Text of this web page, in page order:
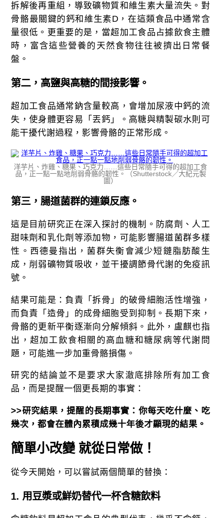
拆解後再重組，導致礦物質和維生素大量流失。對
骨骼最關鍵的鈣和維生素D，在這類食品中通常含
量很低。更重要的是，當超加工食品占據飲食主體
時，富含這些營養的天然食物往往被擠出日常餐
盤。
第二，高鹽與高糖的間接影響。
超加工食品通常鈉含量較高，會增加尿液中鈣的流
失，使身體更容易「丟鈣」。高糖與精製碳水則可
能干擾代謝過程，影響骨骼的正常形成。
洋芋片、炸雞、糖果、巧克力……這些日常隨手可得的超加工食
品，正一點一點地削弱骨骼的韌性。（Shutterstock／大紀元製
圖）
第三，腸道菌群的連鎖反應。
這是目前研究正在深入探討的機制。防腐劑、人工
甜味劑和乳化劑等添加物，可能影響腸道菌群多樣
性。西德曼指出，菌群失衡會減少短鏈脂肪酸生
成，削弱礦物質吸收，並干擾調節骨代謝的免疫訊
號。
結果可能是：負責「拆骨」的破骨細胞活性增強，
而負責「造骨」的成骨細胞受到抑制。長期下來，
骨骼的更新平衡逐漸向分解傾斜。此外，盧麒也指
出，超加工飲食相關的高血糖和糖尿病等代謝問
題，可能進一步加重骨骼損傷。
研究的結論並不是要求大家澈底排除所有加工食
品，而是提醒一個更長期的事實：
>>研究結果，提醒的長期事實：你每天吃什麼、吃
幾次，都會在體內累積成幾十年後才顯現的結果。
簡單小改變 就從日常做！
從今天開始，可以嘗試兩個簡單的替換：
1. 用豆漿或鮮奶替代一杯含糖飲料